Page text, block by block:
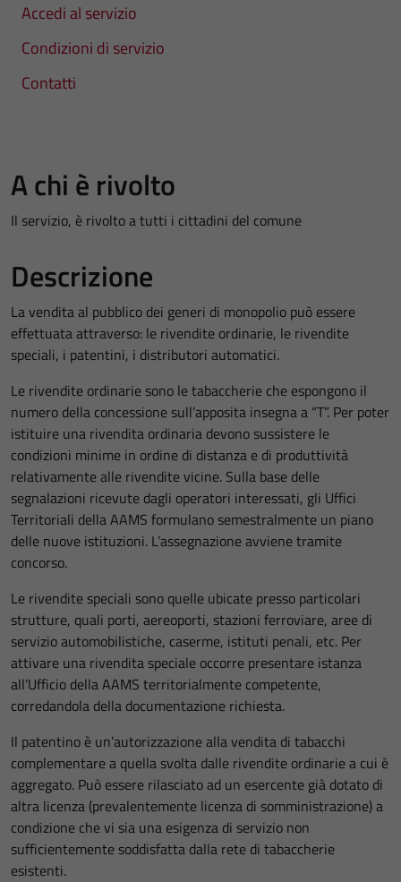
Accedi al servizio
Condizioni di servizio
Contatti
A chi è rivolto
Il servizio, è rivolto a tutti i cittadini del comune
Descrizione
La vendita al pubblico dei generi di monopolio può essere
effettuata attraverso: le rivendite ordinarie, le rivendite
speciali, i patentini, i distributori automatici.
Le rivendite ordinarie sono le tabaccherie che espongono il
numero della concessione sull’apposita insegna a “T”. Per poter
istituire una rivendita ordinaria devono sussistere le
condizioni minime in ordine di distanza e di produttività
relativamente alle rivendite vicine. Sulla base delle
segnalazioni ricevute dagli operatori interessati, gli Uffici
Territoriali della AAMS formulano semestralmente un piano
delle nuove istituzioni. L’assegnazione avviene tramite
concorso.
Le rivendite speciali sono quelle ubicate presso particolari
strutture, quali porti, aereoporti, stazioni ferroviare, aree di
servizio automobilistiche, caserme, istituti penali, etc. Per
attivare una rivendita speciale occorre presentare istanza
all’Ufficio della AAMS territorialmente competente,
corredandola della documentazione richiesta.
Il patentino è un’autorizzazione alla vendita di tabacchi
complementare a quella svolta dalle rivendite ordinarie a cui è
aggregato. Può essere rilasciato ad un esercente già dotato di
altra licenza (prevalentemente licenza di somministrazione) a
condizione che vi sia una esigenza di servizio non
sufficientemente soddisfatta dalla rete di tabaccherie
esistenti.